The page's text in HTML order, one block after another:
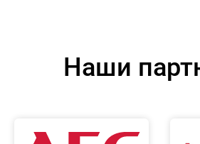
Наши